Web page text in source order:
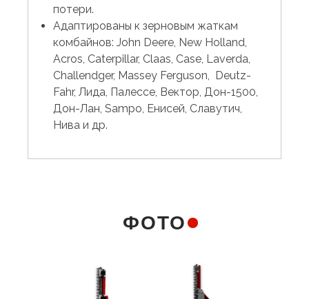
потери.
Адаптированы к зерновым жаткам
комбайнов: John Deere, New Holland,
Acros, Caterpillar, Claas, Case, Laverda,
Challendger, Massey Ferguson, Deutz-
Fahr, Лида, Палессе, Вектор, Дон-1500,
Дон-Лан, Sampo, Енисей, Славутич,
Нива и др.
ФОТО